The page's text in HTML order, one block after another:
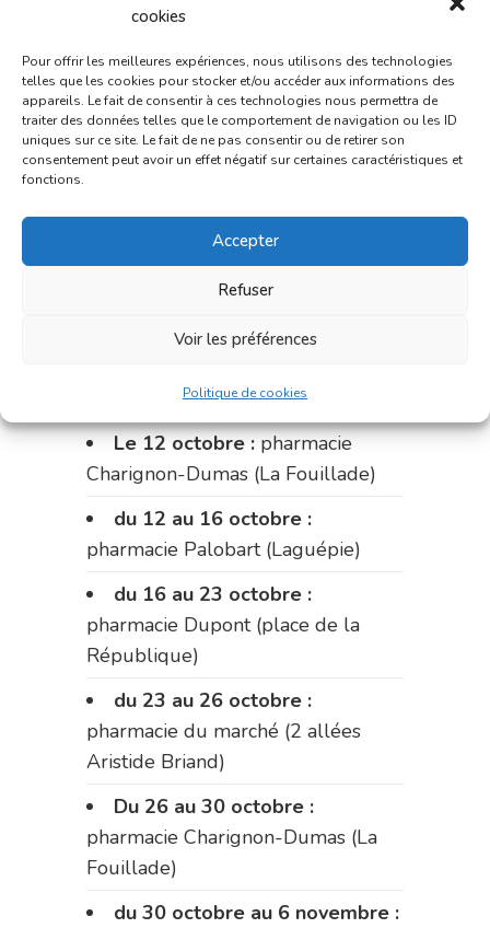
cookies
Pour offrir les meilleures expériences, nous utilisons des technologies
telles que les cookies pour stocker et/ou accéder aux informations des
appareils. Le fait de consentir à ces technologies nous permettra de
traiter des données telles que le comportement de navigation ou les ID
uniques sur ce site. Le fait de ne pas consentir ou de retirer son
consentement peut avoir un effet négatif sur certaines caractéristiques et
fonctions.
Accepter
Refuser
Voir les préférences
Politique de cookies
du 25 au 28 septembre :
pharmacie du marché (2 allées
Aristide Briand)
octobre :pharmacie Charignon-
Dumas (La Fouillade)
du 2 au 9 octobre :
Carnus (rue Marcellin-Fabre)
Le 12 octobre :pharmacie
Charignon-Dumas (La Fouillade)
du 12 au 16 octobre :
pharmacie Palobart (Laguépie)
du 16 au 23 octobre :
pharmacie Dupont (place de la
République)
du 23 au 26 octobre :
pharmacie du marché (2 allées
Aristide Briand)
Du 26 au 30 octobre :
pharmacie Charignon-Dumas (La
Fouillade)
du 30 octobre au 6 novembre :